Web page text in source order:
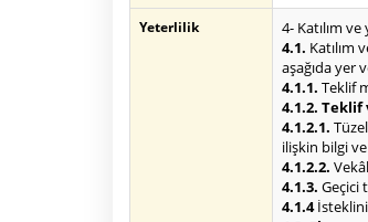
Yeterlilik
4- Katılım
4.1. Katılım
aşağıda yer
4.1.1. Teklif
4.1.2.
4.1.2.1.
ilişkin bilgi
4.1.2.2.
4.1.3. Geçici
4.1.4